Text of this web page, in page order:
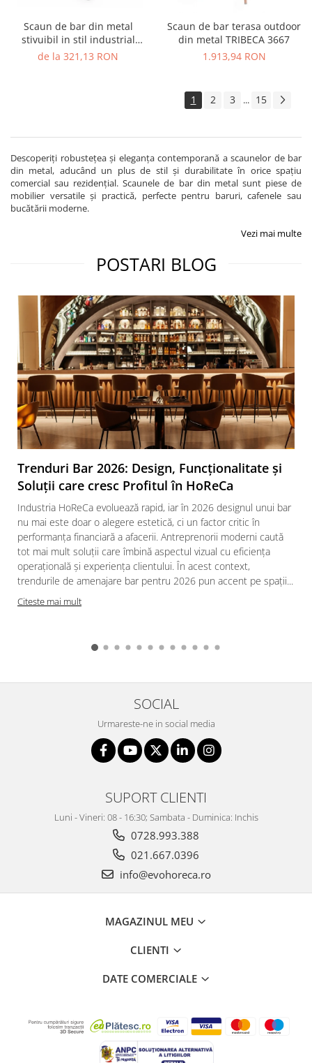
Scaun de bar din metal
stivuibil in stil industrial
TOLIX STOOL STYLE
de la 321,13 RON
Scaun de bar terasa outdoor
din metal TRIBECA 3667
1.913,94 RON
1 2 3 ... 15
Descoperiți robustețea și eleganța contemporană a scaunelor de bar
din metal, aducând un plus de stil și durabilitate în orice spațiu
comercial sau rezidențial. Scaunele de bar din metal sunt piese de
mobilier versatile și practică, perfecte pentru baruri, cafenele sau
bucătării moderne.
Vezi mai multe
POSTARI BLOG
Trenduri Bar 2026: Design, Funcționalitate și
Soluții care cresc Profitul în HoReCa
Industria HoReCa evoluează rapid, iar în 2026 designul unui bar
nu mai este doar o alegere estetică, ci un factor critic în
performanța financiară a afacerii. Antreprenorii moderni caută
tot mai mult soluții care îmbină aspectul vizual cu eficiența
operațională și experiența clientului. În acest context,
trendurile de amenajare bar pentru 2026 pun accent pe spații...
Citeste mai mult
SOCIAL
Urmareste-ne in social media
SUPORT CLIENTI
Luni - Vineri: 08 - 16:30; Sambata - Duminica: Inchis
0728.993.388
021.667.0396
info@evohoreca.ro
MAGAZINUL MEU
CLIENTI
DATE COMERCIALE